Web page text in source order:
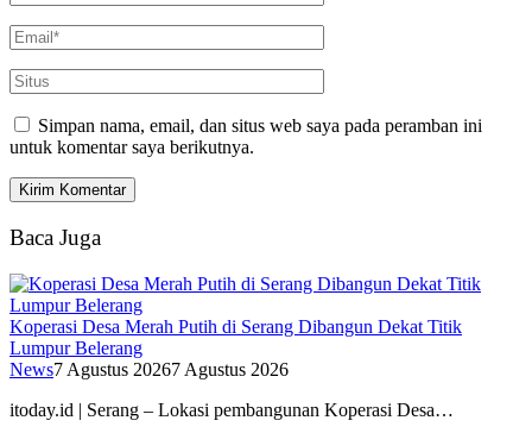
Simpan nama, email, dan situs web saya pada peramban ini
untuk komentar saya berikutnya.
Baca Juga
Koperasi Desa Merah Putih di Serang Dibangun Dekat Titik
Lumpur Belerang
News7 Agustus 20267 Agustus 2026
itoday.id | Serang – Lokasi pembangunan Koperasi Desa…